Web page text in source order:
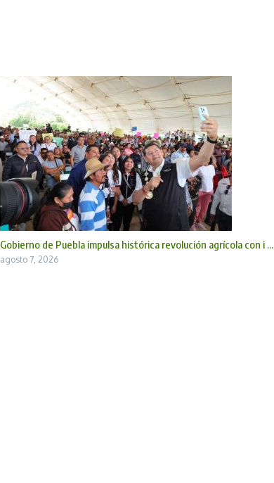
Gobierno de Puebla impulsa histórica revolución agrícola con i ...
agosto 7, 2026